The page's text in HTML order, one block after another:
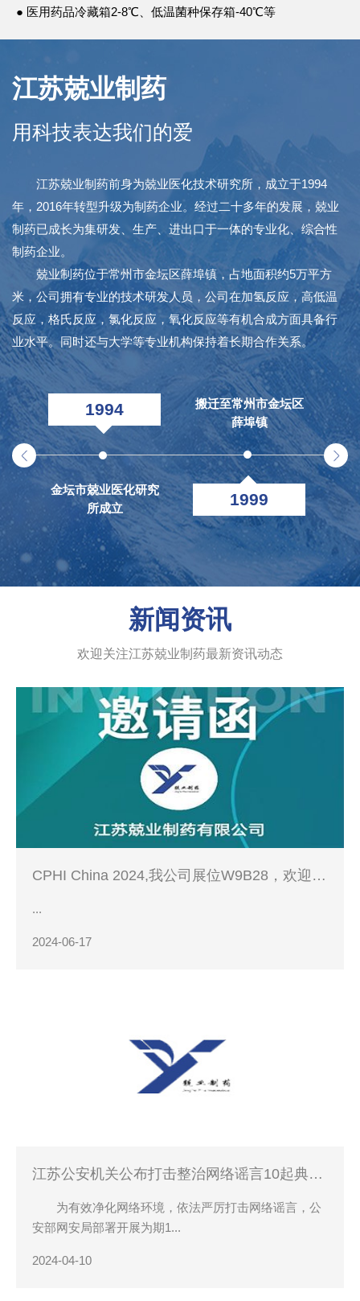
● 医用药品冷藏箱2-8℃、低温菌种保存箱-40℃等
江苏兢业制药
用科技表达我们的爱
江苏兢业制药前身为兢业医化技术研究所，成立于1994
年，2016年转型升级为制药企业。经过二十多年的发展，兢业
制药已成长为集研发、生产、进出口于一体的专业化、综合性
制药企业。
兢业制药位于常州市金坛区薛埠镇，占地面积约5万平方
米，公司拥有专业的技术研发人员，公司在加氢反应，高低温
反应，格氏反应，氯化反应，氧化反应等有机合成方面具备行
业水平。同时还与大学等专业机构保持着长期合作关系。
1994
金坛市兢业医化研究
所成立
1999
搬迁至常州市金坛区
薛埠镇
金
新闻资讯
欢迎关注江苏兢业制药最新资讯动态
CPHI China 2024,我公司展位W9B28，欢迎您
...
2024-06-17
江苏公安机关公布打击整治网络谣言10起典型
为有效净化网络环境，依法严厉打击网络谣言，公
安部网安局部署开展为期1...
2024-04-10